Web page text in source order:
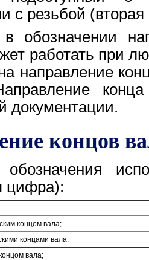
с резьбой
обозначении
работать при
направление
документации.
концов
цифра):
концом вала;
концами вала;
вала;